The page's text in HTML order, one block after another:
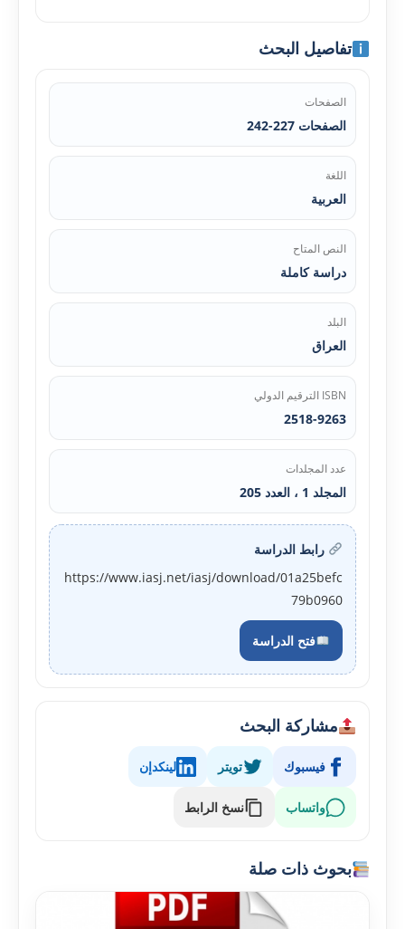
تفاصيل البحث
الصفحات
الصفحات 227-242
اللغة
العربية
النص المتاح
دراسة كاملة
البلد
العراق
ISBN الترقيم الدولي
2518-9263
عدد المجلدات
المجلد 1 ، العدد 205
رابط الدراسة
https://www.iasj.net/iasj/download/01a25befc
79b0960
فتح الدراسة
مشاركة البحث
فيسبوك تويتر لينكدإن
واتساب نسخ الرابط
بحوث ذات صلة